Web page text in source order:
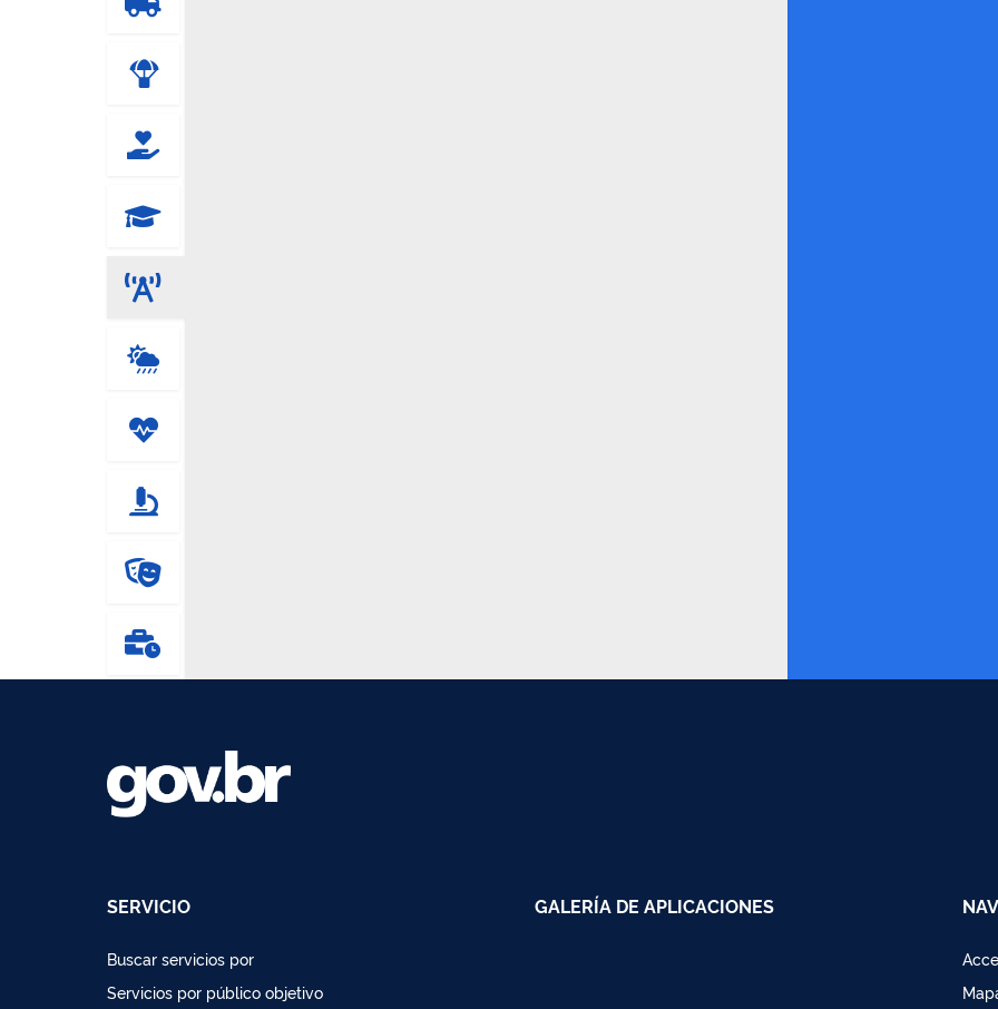
SERVICIO
Buscar servicios por
Servicios por público objetivo
GALERÍA DE APLICACIONES